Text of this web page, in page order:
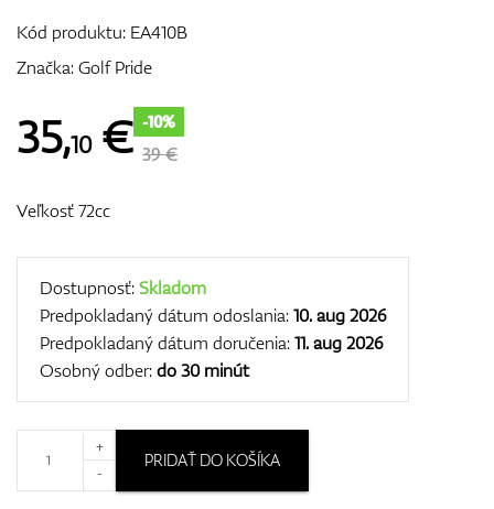
Darčekové poukážky
Kód produktu: EA410B
Značka:Golf Pride
35,10€ -10%
39 €
Veľkosť 72cc
Dostupnosť:Skladom
Predpokladaný dátum odoslania:10. aug 2026
Predpokladaný dátum doručenia:11. aug 2026
Osobný odber:do 30 minút
+
-
PRIDAŤ DO KOŠÍKA